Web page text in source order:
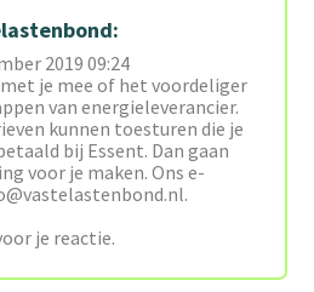
2019 09:24
je mee of het voordeliger
van energieleverancier.
kunnen toesturen die je
bij Essent. Dan gaan
voor je maken. Ons e-
je reactie.